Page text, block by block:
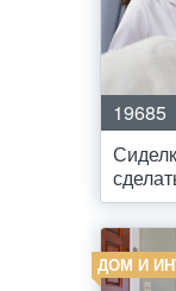
19685
ДОМ И